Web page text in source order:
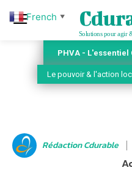
Solutions pour agir
PHVA - L'essentiel
Le pouvoir & l'action
Rédaction Cdurable
French ▼